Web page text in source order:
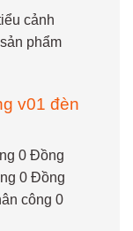
cảnh
phẩm
v01 đèn
0 Đồng
0 Đồng
công 0